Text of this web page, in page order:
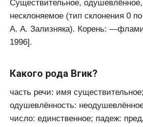
Существительное,
несклоняемое (тип склонения 0
А. А. Зализняка). Корень:
1996].
Какого рода Вгик?
часть речи: имя существительное;
одушевлённость:
число: единственное; падеж: